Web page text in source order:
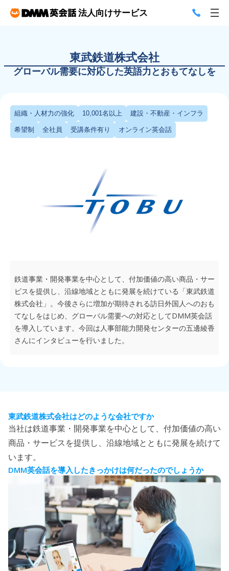
法人向けサービス
東武鉄道株式会社
グローバル需要に対応した英語力とおもてなしを
組織・人材力の強化 10,001名以上 建設・不動産・インフラ
希望制 全社員 受講条件有り オンライン英会話
鉄道事業・開発事業を中心として、付加価値の高い商品・サー
ビスを提供し、沿線地域とともに発展を続けている「東武鉄道
株式会社」。今後さらに増加が期待される訪日外国人へのおも
てなしをはじめ、グローバル需要への対応としてDMM英会話
を導入しています。今回は人事部能力開発センターの五邊綾香
さんにインタビューを行いました。
東武鉄道株式会社はどのような会社ですか
当社は鉄道事業・開発事業を中心として、付加価値の高い
商品・サービスを提供し、沿線地域とともに発展を続けて
います。
DMM英会話を導入したきっかけは何だったのでしょうか